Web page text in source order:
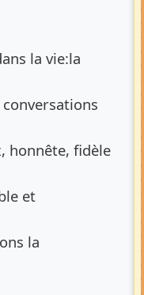
la vie:la
honnête, fidèle
et
la